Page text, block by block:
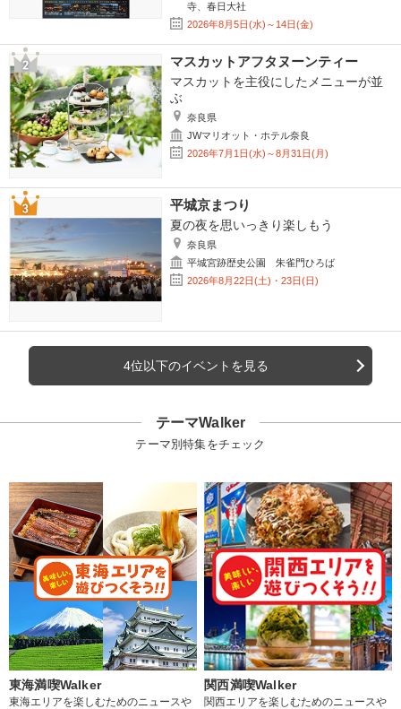
寺、春日大社
2026年8月5日(水)～14日(金)
マスカットアフタヌーンティー
マスカットを主役にしたメニューが並
ぶ
奈良県
JWマリオット・ホテル奈良
2026年7月1日(水)～8月31日(月)
平城京まつり
夏の夜を思いっきり楽しもう
奈良県
平城宮跡歴史公園 朱雀門ひろば
2026年8月22日(土)・23日(日)
4位以下のイベントを見る
テーマWalker
テーマ別特集をチェック
東海満喫Walker
東海エリアを楽しむためのニュースや
関西満喫Walker
関西エリアを楽しむためのニュースや